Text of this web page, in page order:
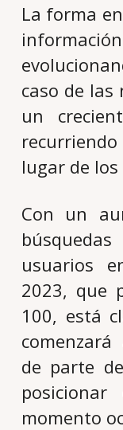
La forma
caso de las
un
lugar de
Con un
usuarios
2023, que
100, está
de parte
momento